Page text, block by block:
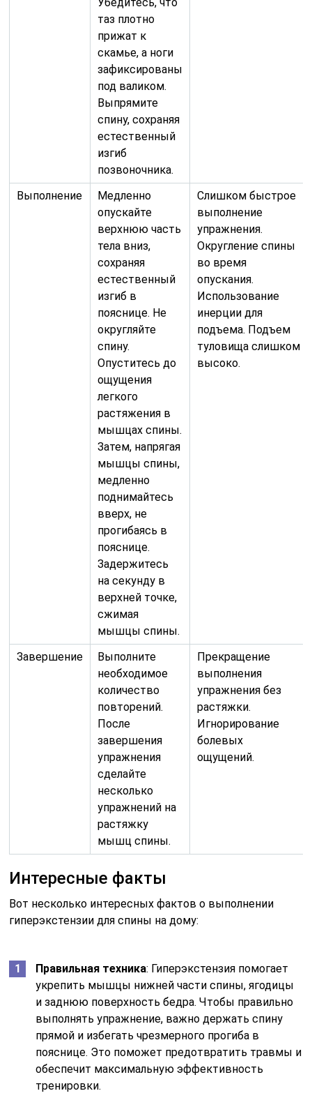
таз плотно
прижат к
скамье, а ноги
зафиксированы
под валиком.
Выпрямите
спину, сохраняя
естественный
изгиб
позвоночника.
Выполнение
Медленно
опускайте
верхнюю часть
тела вниз,
сохраняя
естественный
изгиб в
пояснице. Не
округляйте
спину.
Опуститесь до
ощущения
легкого
растяжения в
мышцах спины.
Затем, напрягая
мышцы спины,
медленно
поднимайтесь
вверх, не
прогибаясь в
пояснице.
Задержитесь
на секунду в
верхней точке,
сжимая
мышцы спины.
Слишком быстрое
выполнение
упражнения.
Округление спины
во время
опускания.
Использование
инерции для
подъема. Подъем
туловища слишком
высоко.
Завершение
Выполните
необходимое
количество
повторений.
После
завершения
упражнения
сделайте
несколько
упражнений на
растяжку
мышц спины.
Прекращение
выполнения
упражнения без
растяжки.
Игнорирование
болевых
ощущений.
Интересные факты
Вот несколько интересных фактов о выполнении
гиперэкстензии для спины на дому:
Правильная техника: Гиперэкстензия помогает
укрепить мышцы нижней части спины, ягодицы
и заднюю поверхность бедра. Чтобы правильно
выполнять упражнение, важно держать спину
прямой и избегать чрезмерного прогиба в
пояснице. Это поможет предотвратить травмы и
обеспечит максимальную эффективность
тренировки.